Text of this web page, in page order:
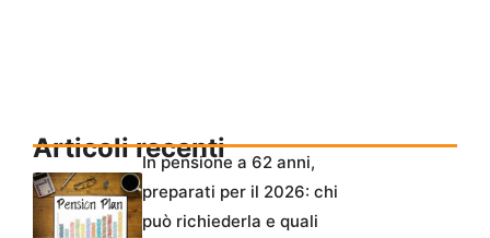
Articoli recentiIn pensione a 62 anni,
preparati per il 2026: chi
può richiederla e quali